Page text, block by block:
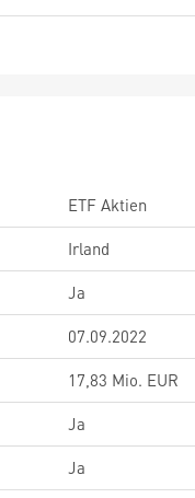
ETF Aktien
Irland
Ja
07.09.2022
17,83 Mio. EUR
Ja
Ja